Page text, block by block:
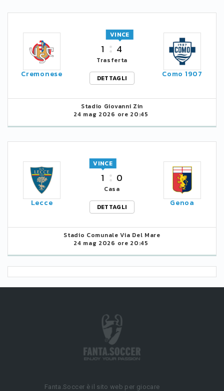
Cremonese
1 4
VINCE
Trasferta
DETTAGLI
Como 1907
Stadio Giovanni Zin
24 mag 2026 ore 20:45
Lecce
1
VINCE
0
Casa
DETTAGLI
Genoa
Stadio Comunale Via Del Mare
24 mag 2026 ore 20:45
Fanta.Soccer è il sito web per giocare